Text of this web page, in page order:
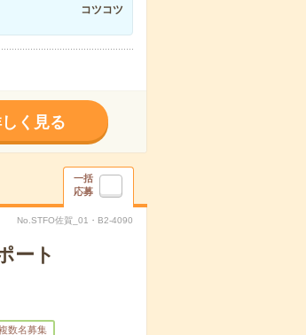
コツコツ
く見る
一括
応募
No.STFO佐賀_01・B2-4090
ート
数名募集